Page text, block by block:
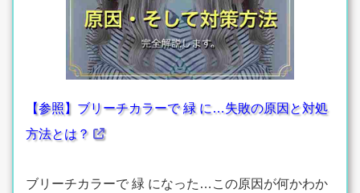
【参照】ブリーチカラーで 緑 に…失敗の原因と対処
方法とは？
ブリーチカラーで 緑 になった…この原因が何かわか